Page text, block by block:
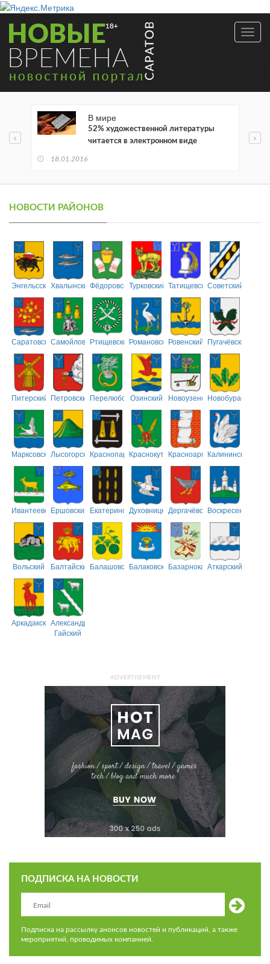
В мире
52% художественной литературы
читается в электронном виде
18.01.2016
НОВОСТИ РАЙОНОВ
ЭнгельсскийХвалынскийФёдоровскийТурковский ТатищевскийСоветский
СаратовскийСамойловскийРтищевскийРомановскийРовенский Пугачёвский
Питерский ПетровскийПерелюбскийОзинский НовоузенскийНовобурасский
МарксовскийЛысогорскийКраснопартизанский
КраснокутскийКрасноармейский
Калининский
ИвантеевскийЕршовский ЕкатериновскийДуховницкийДергачёвскийВоскресенский
Вольский БалтайскийБалашовскийБалаковскийБазарнокарабулакский
Аткарский
АркадакскийАлександрово-
Гайский
ADVERTISEMENT
ПОДПИСКА НА НОВОСТИ
Подписка на рассылку анонсов новостей и публикаций, а также
мероприятий, проводимых компанией.